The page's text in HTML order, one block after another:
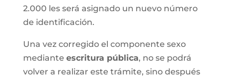
2.000 les será asignado un nuevo número
de identificación.
Una vez corregido el componente sexo
mediante escritura pública, no se podrá
volver a realizar este trámite, sino después